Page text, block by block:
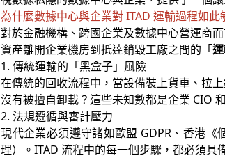
為什麼數據中心與企業對 ITAD 運輸過程如此
對於金融機構、跨國企業及數據中心營運商
資產離開企業機房到抵達銷毀工廠之間的「
1. 傳統運輸的「黑盒子」風險
在傳統的回收流程中，當設備裝上貨車、拉
沒有被擅自卸載？這些未知數都是企業 CIO
2. 法規遵循與審計壓力
現代企業必須遵守諸如歐盟 GDPR、香港
理）。ITAD 流程中的每一個步驟，都必須